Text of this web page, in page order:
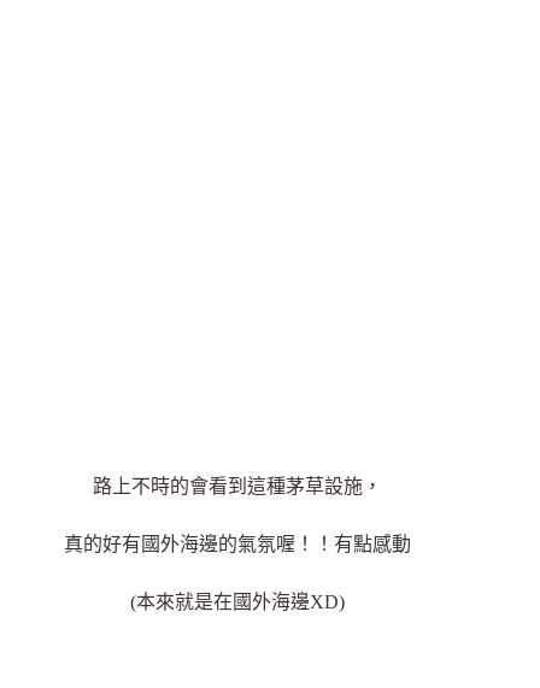
路上不時的會看到這種茅草設施，
真的好有國外海邊的氣氛喔！！有點感動
(本來就是在國外海邊XD)